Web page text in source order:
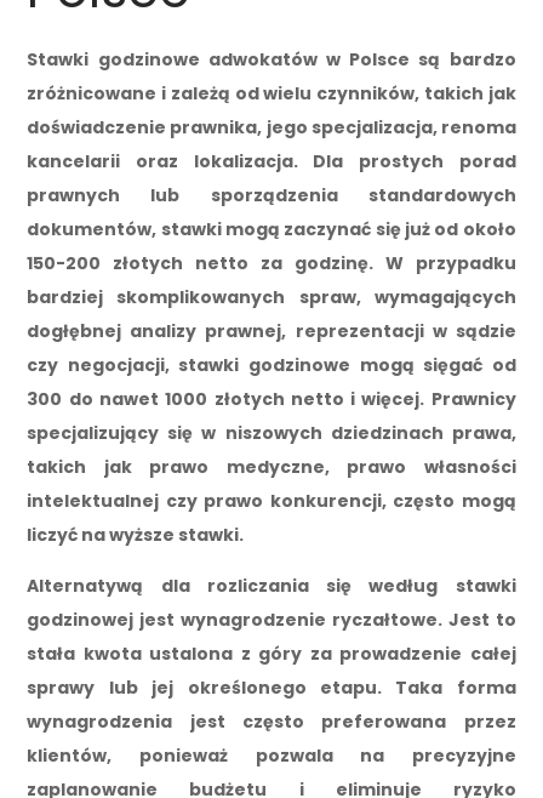
Stawki godzinowe adwokatów w Polsce są bardzo
zróżnicowane i zależą od wielu czynników, takich jak
doświadczenie prawnika, jego specjalizacja, renoma
kancelarii oraz lokalizacja. Dla prostych porad
prawnych lub sporządzenia standardowych
dokumentów, stawki mogą zaczynać się już od około
150-200 złotych netto za godzinę. W przypadku
bardziej skomplikowanych spraw, wymagających
dogłębnej analizy prawnej, reprezentacji w sądzie
czy negocjacji, stawki godzinowe mogą sięgać od
300 do nawet 1000 złotych netto i więcej. Prawnicy
specjalizujący się w niszowych dziedzinach prawa,
takich jak prawo medyczne, prawo własności
intelektualnej czy prawo konkurencji, często mogą
liczyć na wyższe stawki.
Alternatywą dla rozliczania się według stawki
godzinowej jest wynagrodzenie ryczałtowe. Jest to
stała kwota ustalona z góry za prowadzenie całej
sprawy lub jej określonego etapu. Taka forma
wynagrodzenia jest często preferowana przez
klientów, ponieważ pozwala na precyzyjne
zaplanowanie budżetu i eliminuje ryzyko